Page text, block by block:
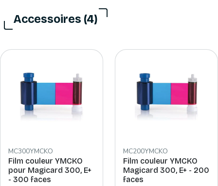
Accessoires (4)
MC300YMCKO
Film couleur YMCKO
pour Magicard 300, E+
- 300 faces
MC200YMCKO
Film couleur YMCKO
Magicard 300, E+ - 200
faces